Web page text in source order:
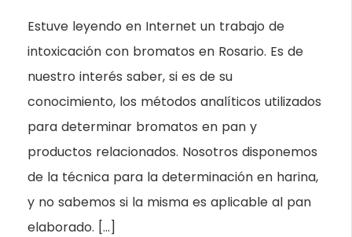
Estuve leyendo en Internet un trabajo de
intoxicación con bromatos en Rosario. Es de
nuestro interés saber, si es de su
conocimiento, los métodos analíticos utilizados
para determinar bromatos en pan y
productos relacionados. Nosotros disponemos
de la técnica para la determinación en harina,
y no sabemos si la misma es aplicable al pan
elaborado. […]